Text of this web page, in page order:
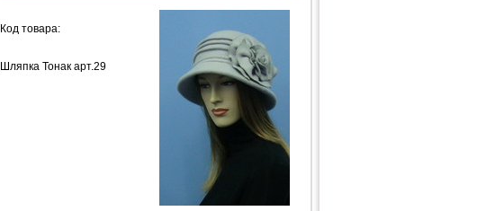
Код товара:
Шляпка Тонак арт.29